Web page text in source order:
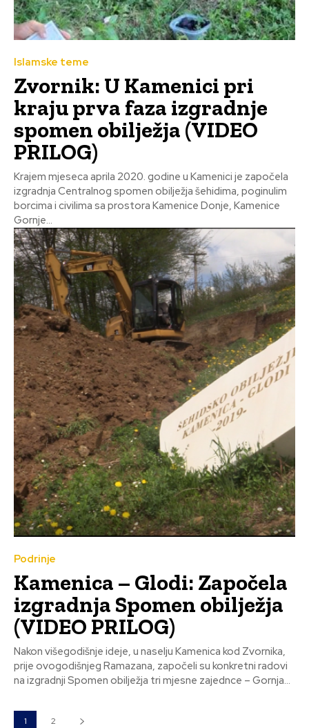
Islamske teme
Zvornik: U Kamenici pri
kraju prva faza izgradnje
spomen obilježja (VIDEO
PRILOG)
Krajem mjeseca aprila 2020. godine u Kamenici je započela
izgradnja Centralnog spomen obilježja šehidima, poginulim
borcima i civilima sa prostora Kamenice Donje, Kamenice
Gornje...
Podrinje
Kamenica – Glodi: Započela
izgradnja Spomen obilježja
(VIDEO PRILOG)
Nakon višegodišnje ideje, u naselju Kamenica kod Zvornika,
prije ovogodišnjeg Ramazana, započeli su konkretni radovi
na izgradnji Spomen obilježja tri mjesne zajednce – Gornja...
1 2